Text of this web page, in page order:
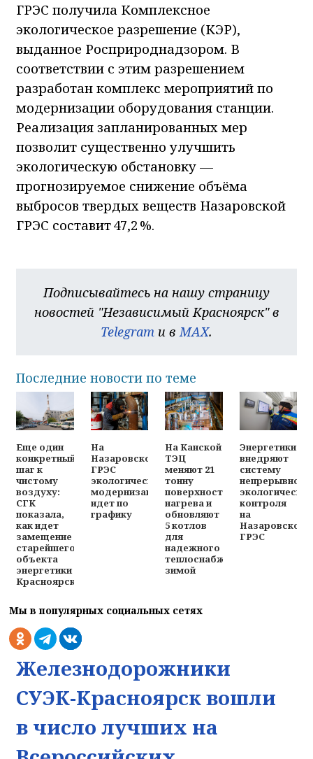
ГРЭС получила Комплексное
экологическое разрешение (КЭР),
выданное Росприроднадзором. В
соответствии с этим разрешением
разработан комплекс мероприятий по
модернизации оборудования станции.
Реализация запланированных мер
позволит существенно улучшить
экологическую обстановку —
прогнозируемое снижение объёма
выбросов твердых веществ Назаровской
ГРЭС составит 47,2 %.
Подписывайтесь на нашу страницу
новостей "Независимый Красноярск" в
Telegram и вMAX.
Последние новости по теме
Еще один
конкретный
шаг к
чистому
воздуху:
СГК
показала,
как идет
замещение
старейшего
объекта
энергетики
Красноярска
На
Назаровской
ГРЭС
экологическая
модернизация
идет по
графику
На Канской
ТЭЦ
меняют 21
тонну
поверхностей
нагрева и
обновляют
5 котлов
для
надежного
теплоснабжения
зимой
Энергетики
внедряют
систему
непрерывного
контроля
на
Назаровской
ГРЭС
Мы в популярных социальных сетях
Железнодорожники
СУЭК-Красноярск вошли
в число лучших на